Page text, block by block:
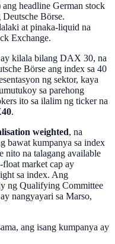
headline German stock
Börse.
at pinaka-liquid na
Exchange.
kilala bilang DAX 30, na
Börse ang index sa 40
ng sektor, kaya
sa parehong
ito sa ilalim ng ticker na
.
weighted, na
bawat kumpanya sa index
nito na talagang available
float market cap ay
sa index. Ang
ng Qualifying Committee
nangyayari sa Marso,
ang isang kumpanya ay